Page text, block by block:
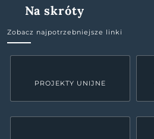
Na skróty
Zobacz najpotrzebniejsze linki
PROJEKTY UNIJNE